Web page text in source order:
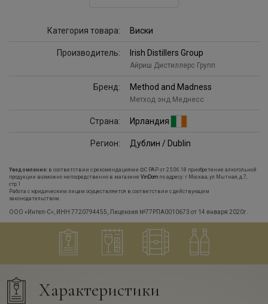
Категория товара: Виски
Производитель: Irish Distillers Group
Айриш Дистиллерс Групп
Бренд: Method and Madness
Метход энд Меднесс
Страна: Ирландия
Регион: Дублин / Dublin
Уведомление: в соответствии с рекомендациями ФС РАР от 25.06.18 приобретение алкогольной
продукции возможно непосредственно в магазине VinDom по адресу: г.Москва, ул.Мытная, д.7,
стр.1
Работа с юридическим лицам осуществляется в соответствии с действующим
законодательством.
ООО «Интел-С», ИНН 7720794455, Лицензия №77РПА0010673 от 14 января 2020г.
Характеристики